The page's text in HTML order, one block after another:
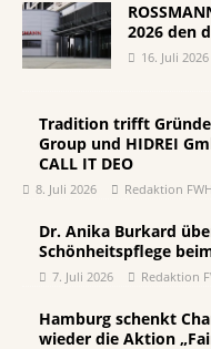
2026 den
16. Juli 2026
Tradition trifft
Group und HIDREI
CALL IT DEO
8. Juli 2026 Redaktion
Dr. Anika Burkard
Schönheitspflege
7. Juli 2026 Redaktion
Hamburg schenkt
wieder die Aktion